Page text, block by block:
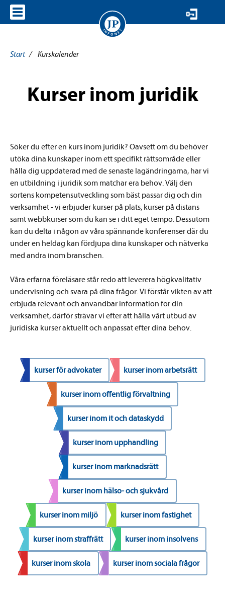
Start / Kurskalender
Kurser inom juridik
Söker du efter en kurs inom juridik? Oavsett om du behöver
utöka dina kunskaper inom ett specifikt rättsområde eller
hålla dig uppdaterad med de senaste lagändringarna, har vi
en utbildning i juridiksom matchar era behov. Välj den
sortens kompetensutveckling som bäst passar dig och din
verksamhet - vi erbjuder kurser på plats, kurser på distans
samt webbkurser som du kan se i ditt eget tempo. Dessutom
kan du delta i någon av våra spännande konferenser där du
under en heldag kan fördjupa dina kunskaper och nätverka
med andra inom branschen.
Våra erfarna föreläsare står redo att leverera högkvalitativ
undervisning och svara på dina frågor. Vi förstår vikten av att
erbjuda relevant och användbar information för din
verksamhet, därför strävar vi efter att hålla vårt utbud av
juridiska kurser aktuellt och anpassat efter dina behov.
kurser för advokater kurser inom arbetsrätt
kurser inom offentlig förvaltning
kurser inom it och dataskydd
kurser inom upphandling
kurser inom marknadsrätt
kurser inom hälso- och sjukvård
kurser inom miljö kurser inom fastighet
kurser inom straffrätt kurser inom insolvens
kurser inom skola kurser inom sociala frågor